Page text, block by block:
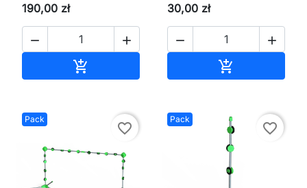
190,00 zł
 

30,00 zł
 

Pack
favorite_border
Pack
favorite_border